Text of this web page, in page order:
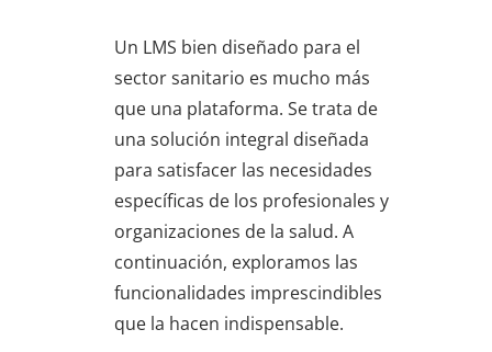
Un LMS bien diseñado para el
sector sanitario es mucho más
que una plataforma. Se trata de
una solución integral diseñada
para satisfacer las necesidades
específicas de los profesionales y
organizaciones de la salud. A
continuación, exploramos las
funcionalidades imprescindibles
que la hacen indispensable.